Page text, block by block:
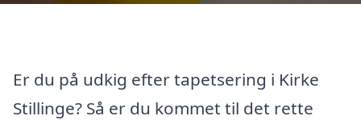
Er du på udkig efter tapetsering i Kirke
Stillinge? Så er du kommet til det rette